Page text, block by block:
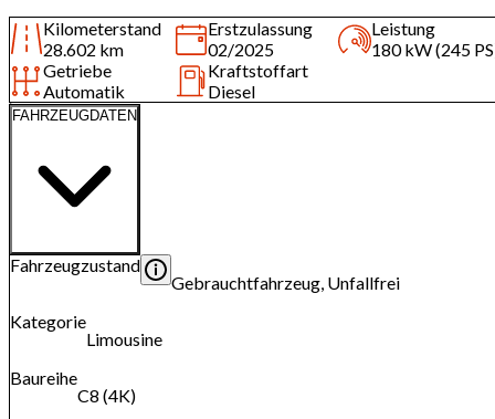
Kilometerstand
28.602 km
Erstzulassung
02/2025
Leistung
180 kW (245
Getriebe
Automatik
Kraftstoffart
Diesel
FAHRZEUGDATEN
Fahrzeugzustand
Gebrauchtfahrzeug, Unfallfrei
Kategorie
Limousine
Baureihe
C8 (4K)